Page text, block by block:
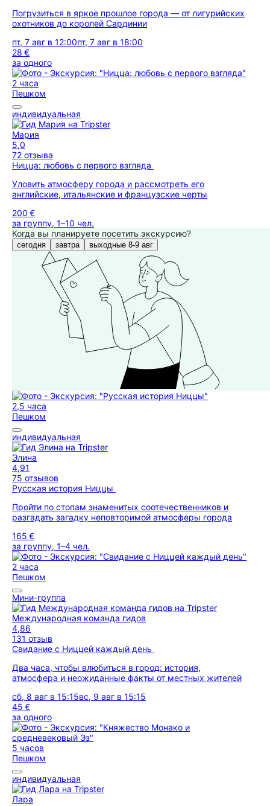
Погрузиться в яркое прошлое города — от лигурийских
охотников до королей Сардинии
пт, 7 авг в 12:00пт, 7 авг в 18:00
28 €
за одного
2 часа
Пешком
индивидуальная
Мария
5,0
72 отзыва
Ницца: любовь с первого взгляда
Уловить атмосферу города и рассмотреть его
английские, итальянские и французские черты
200 €
за группу, 1–10 чел.
Когда вы планируете посетить экскурсию?
сегодня завтра выходные 8-9 авг
2,5 часа
Пешком
индивидуальная
Элина
4,91
75 отзывов
Русская история Ниццы
Пройти по стопам знаменитых соотечественников и
разгадать загадку неповторимой атмосферы города
165 €
за группу, 1–4 чел.
2 часа
Пешком
Мини-группа
Международная команда гидов
4,86
131 отзыв
Свидание с Ниццей каждый день
Два часа, чтобы влюбиться в город: история,
атмосфера и неожиданные факты от местных жителей
сб, 8 авг в 15:15вс, 9 авг в 15:15
45 €
за одного
5 часов
Пешком
индивидуальная
Лара